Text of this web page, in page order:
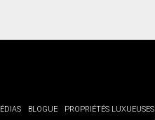
BLOGUE PROPRIÉTÉS LUXUEUSES